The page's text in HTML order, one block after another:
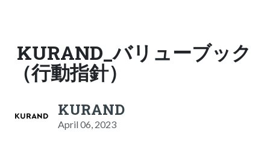
KURAND_バリューブック
（行動指針）
KURAND
April 06, 2023